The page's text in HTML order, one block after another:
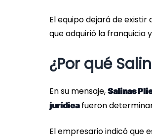
El equipo dejará de
que adquirió la franquicia
¿Por qué
En su mensaje, Salinas
jurídicafueron
El empresario indicó que